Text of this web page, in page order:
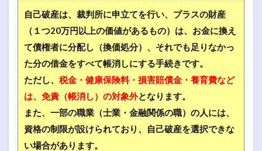
自己破産は、裁判所に申立てを行い、プラスの財産
（１つ20万円以上の価値があるもの）は、お金に換え
て債権者に分配し（換価処分）、それでも足りなかっ
た分の借金をすべて帳消しにする手続きです。
ただし、 税金・健康保険料・損害賠償金・養育費など
は、免責（帳消し）の対象外となります。
また、一部の職業（士業・金融関係の職）の人には、
資格の制限が設けられており、自己破産を選択できな
い場合があります。